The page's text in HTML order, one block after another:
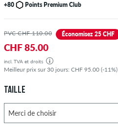
+80 Points Premium Club
PVC CHF 110.00 Économisez 25 CHF
CHF 85.00
incl. TVA et droits
Meilleur prix sur 30 jours: CHF 95.00 (-11%)
TAILLE